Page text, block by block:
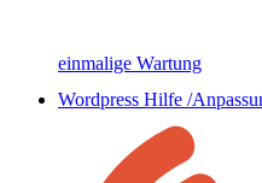
einmalige Wartung
Wordpress Hilfe /